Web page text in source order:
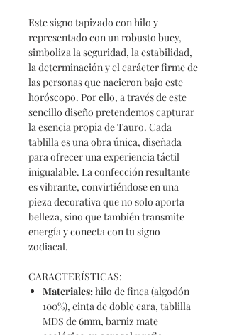
Este signo tapizado con hilo y
representado con un robusto buey,
simboliza la seguridad, la estabilidad,
la determinación y el carácter firme de
las personas que nacieron bajo este
horóscopo. Por ello, a través de este
sencillo diseño pretendemos capturar
la esencia propia de Tauro. Cada
tablilla es una obra única, diseñada
para ofrecer una experiencia táctil
inigualable. La confección resultante
es vibrante, convirtiéndose en una
pieza decorativa que no solo aporta
belleza, sino que también transmite
energía y conecta con tu signo
zodiacal.
CARACTERÍSTICAS:
Materiales:hilo de finca (algodón
100%), cinta de doble cara, tablilla
MDS de 6mm, barniz mate